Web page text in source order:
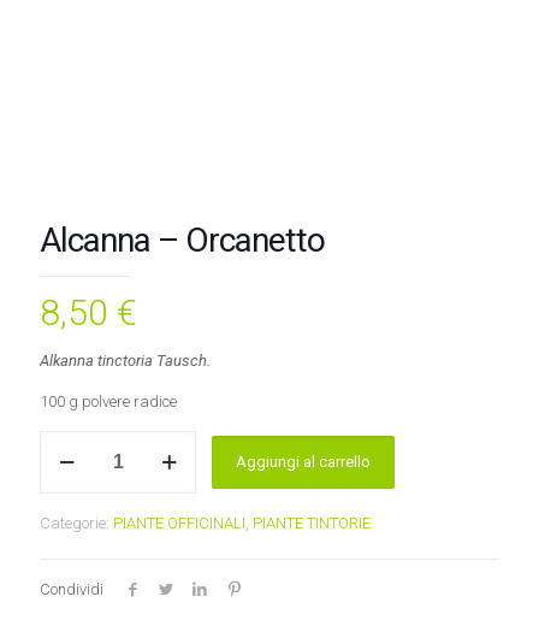
Alcanna – Orcanetto
8,50 €
Alkanna tinctoria Tausch.
100 g polvere radice
Aggiungi al carrello
Categorie: PIANTE OFFICINALI, PIANTE TINTORIE
Condividi